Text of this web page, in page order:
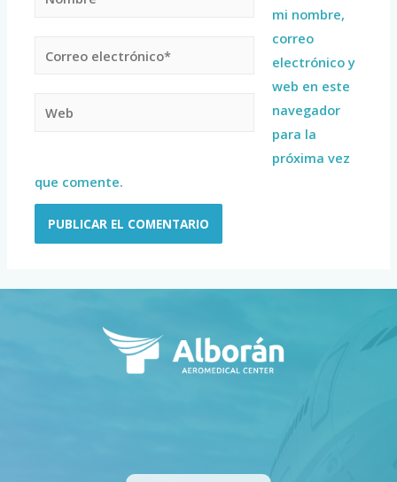
mi nombre,
correo
electrónico y
web en este
navegador
para la
próxima vez
que comente.